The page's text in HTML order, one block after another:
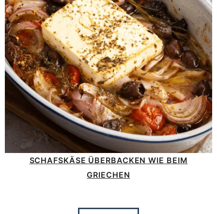
SCHAFSKÄSE ÜBERBACKEN WIE BEIM
GRIECHEN